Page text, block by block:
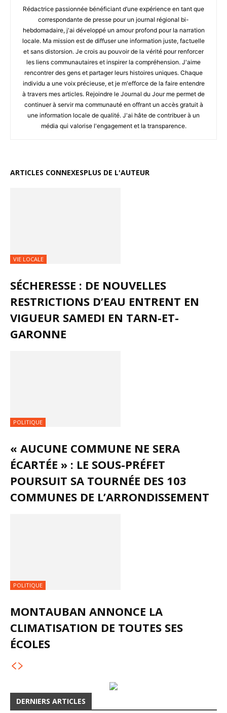
Rédactrice passionnée bénéficiant d’une expérience en tant que
correspondante de presse pour un journal régional bi-
hebdomadaire, j'ai développé un amour profond pour la narration
locale. Ma mission est de diffuser une information juste, factuelle
et sans distorsion. Je crois au pouvoir de la vérité pour renforcer
les liens communautaires et inspirer la compréhension. J'aime
rencontrer des gens et partager leurs histoires uniques. Chaque
individu a une voix précieuse, et je m'efforce de la faire entendre
à travers mes articles. Rejoindre le Journal du Jour me permet de
continuer à servir ma communauté en offrant un accès gratuit à
une information locale de qualité. J'ai hâte de contribuer à un
média qui valorise l'engagement et la transparence.
ARTICLES CONNEXESPLUS DE L'AUTEUR
VIE LOCALE
SÉCHERESSE : DE NOUVELLES
RESTRICTIONS D’EAU ENTRENT EN
VIGUEUR SAMEDI EN TARN-ET-
GARONNE
POLITIQUE
« AUCUNE COMMUNE NE SERA
ÉCARTÉE » : LE SOUS-PRÉFET
POURSUIT SA TOURNÉE DES 103
COMMUNES DE L’ARRONDISSEMENT
POLITIQUE
MONTAUBAN ANNONCE LA
CLIMATISATION DE TOUTES SES
ÉCOLES
DERNIERS ARTICLES